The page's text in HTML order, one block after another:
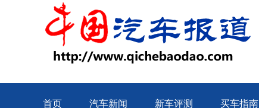
首页 汽车新闻 新车评测 买车指南